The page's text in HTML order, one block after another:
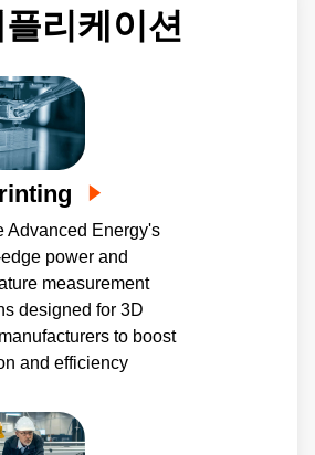
리케이션
Advanced Energy's
power and
measurement
designed for 3D
to boost
and efficiency